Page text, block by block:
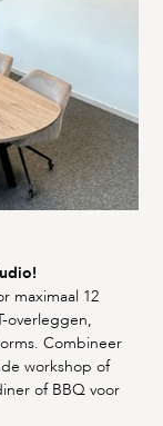
maximaal 12
overleggen,
Combineer
workshop of
of BBQ voor